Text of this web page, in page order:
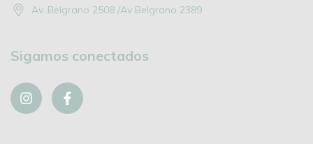
Av. Belgrano 2508 /Av Belgrano 2389
Sigamos conectados